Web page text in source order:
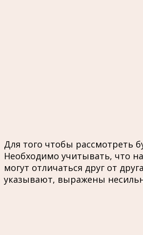
Для того чтобы рассмотреть
Необходимо учитывать, что
могут отличаться друг от
указывают, выражены